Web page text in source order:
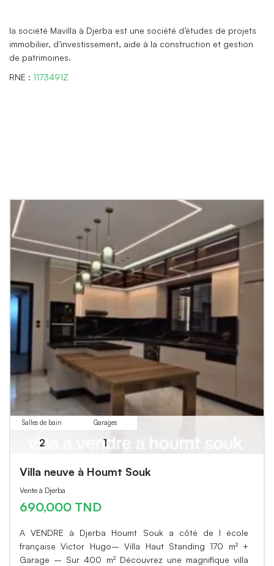
la société Mavilla à Djerba est une société d’études de projets
immobilier, d’investissement, aide à la construction et gestion
de patrimoines.
RNE : 1173491Z
Salles de bain
2
Garages
1
Villa neuve à Houmt Souk
Vente à Djerba
690,000 TND
A VENDRE à Djerba Houmt Souk a côté de l école
française Victor Hugo– Villa Haut Standing 170 m² +
Garage – Sur 400 m² Découvrez une magnifique villa